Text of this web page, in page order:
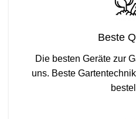
Beste
Die besten Geräte zur
uns. Beste